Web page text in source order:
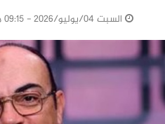
السبت 04/يوليو/2026 - 09:15 م